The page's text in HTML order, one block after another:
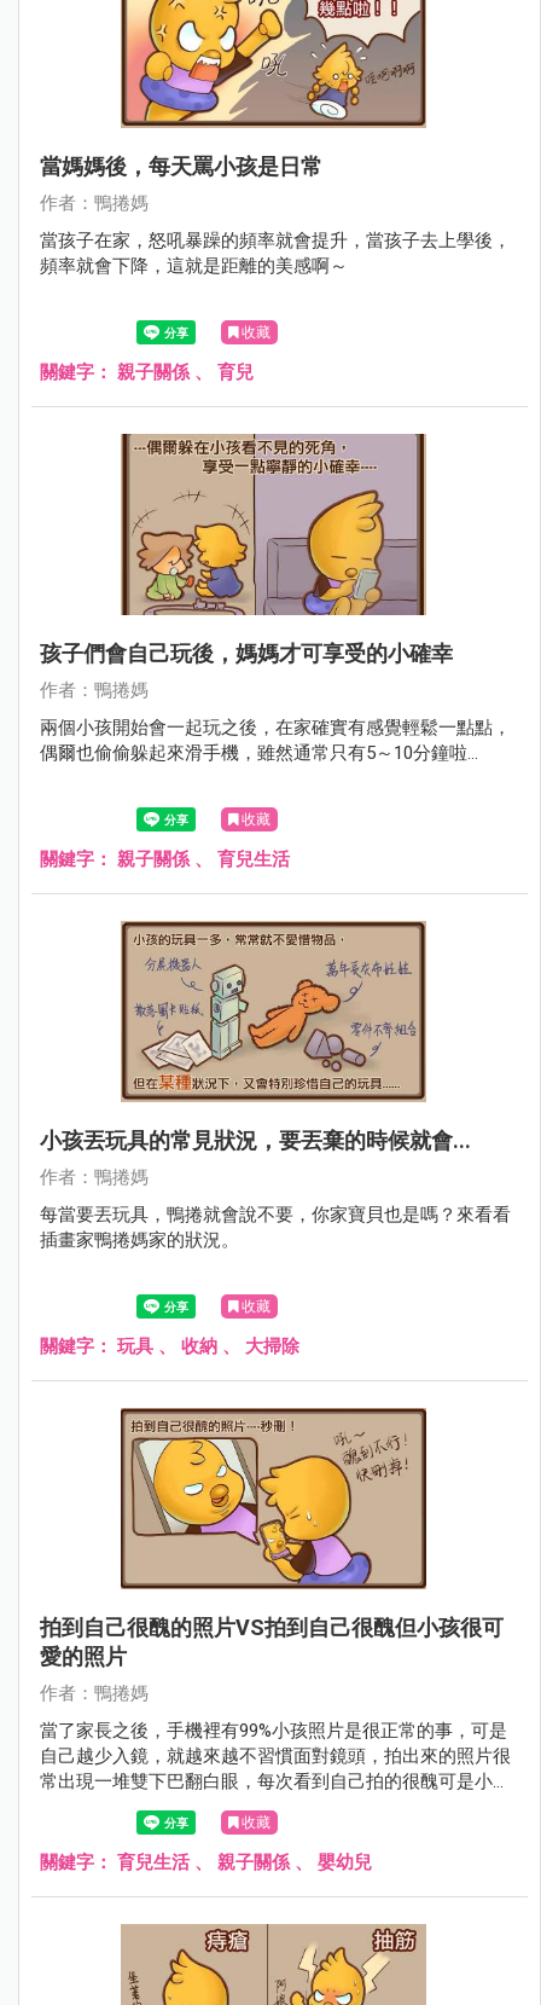
當媽媽後，每天罵小孩是日常
作者：鴨捲媽
當孩子在家，怒吼暴躁的頻率就會提升，當孩子去上學後，
頻率就會下降，這就是距離的美感啊～
收藏
關鍵字： 親子關係 、 育兒
孩子們會自己玩後，媽媽才可享受的小確幸
作者：鴨捲媽
兩個小孩開始會一起玩之後，在家確實有感覺輕鬆一點點，
偶爾也偷偷躲起來滑手機，雖然通常只有5～10分鐘啦...
收藏
關鍵字： 親子關係 、 育兒生活
小孩丟玩具的常見狀況，要丟棄的時候就會...
作者：鴨捲媽
每當要丟玩具，鴨捲就會說不要，你家寶貝也是嗎？來看看
插畫家鴨捲媽家的狀況。
收藏
關鍵字： 玩具 、 收納 、 大掃除
拍到自己很醜的照片VS拍到自己很醜但小孩很可
愛的照片
作者：鴨捲媽
當了家長之後，手機裡有99%小孩照片是很正常的事，可是
自己越少入鏡，就越來越不習慣面對鏡頭，拍出來的照片很
常出現一堆雙下巴翻白眼，每次看到自己拍的很醜可是小孩
很可愛的合照，都很猶豫要不要刪掉啊～～（最後通常捨不
得刪小孩照片....）
收藏
關鍵字： 育兒生活、 親子關係 、 嬰幼兒